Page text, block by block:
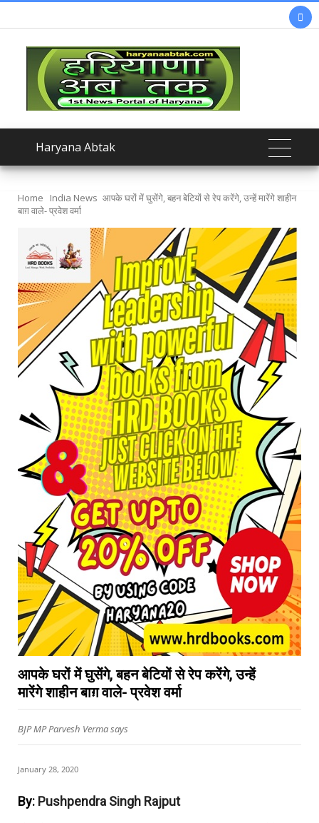

Haryana Abtak
Home India News आपके घरों में घुसेंगे, बहन बेटियों से रेप करेंगे, उन्हें मारेंगे शाहीन
बाग़ वाले- प्रवेश वर्मा
आपके घरों में घुसेंगे, बहन बेटियों से रेप करेंगे, उन्हें
मारेंगे शाहीन बाग़ वाले- प्रवेश वर्मा
BJP MP Parvesh Verma says
January 28, 2020
By: Pushpendra Singh Rajput